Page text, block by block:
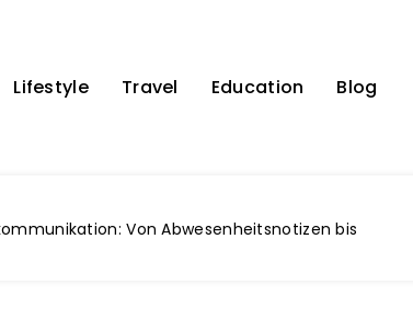
Lifestyle Travel Education Blog
Von Abwesenheitsnotizen bis